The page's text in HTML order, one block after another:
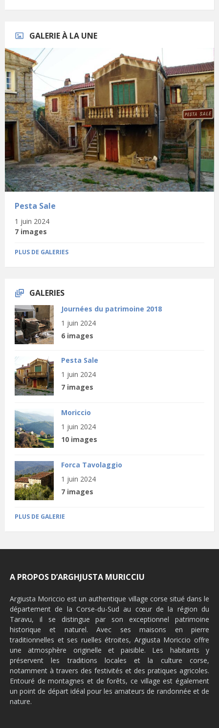
GALERIE À LA UNE
Pesta Sale
1 juin 2024
7 images
PLUS DE GALERIES
GALERIES
Journées du patrimoine 2018
1 juin 2024
6 images
Pesta Sale
1 juin 2024
7 images
Moriccio
1 juin 2024
10 images
Forca Tavolaggio
1 juin 2024
7 images
PLUS DE GALERIE
A PROPOS D’ARGHJUSTA MURICCIU
Argiusta Moriccio est un authentique village corse situé dans le
département de la Corse-du-Sud au cœur de la région du
Taravu, il se distingue par son exceptionnel patrimoine
historique et naturel. Avec ses maisons en pierre
traditionnelles et ses ruelles étroites, Argiusta Moriccio offre
une atmosphère originelle et paisible. Les habitants y
préservent les traditions locales et la culture corse,
notamment à travers des festivités et des pratiques agricoles.
Entouré de montagnes et de forêts, ce village est également
un point de départ idéal pour les amateurs de randonnée et de
nature.